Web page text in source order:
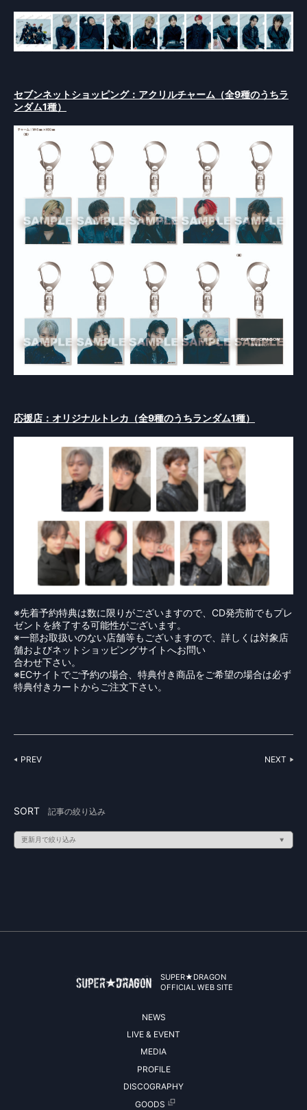
セブンネットショッピング：アクリルチャーム（全9種のうちラ
ンダム1種）
応援店：オリジナルトレカ（全9種のうちランダム1種）
※先着予約特典は数に限りがございますので、CD発売前でもプレ
ゼントを終了する可能性がございます。
※一部お取扱いのない店舗等もございますので、詳しくは対象店
舗およびネットショッピングサイトへお問い
合わせ下さい。
※ECサイトでご予約の場合、特典付き商品をご希望の場合は必ず
特典付きカートからご注文下さい。
PREV NEXT
SORT 記事の絞り込み
SUPER★DRAGON
OFFICIAL WEB SITE
NEWS
LIVE & EVENT
MEDIA
PROFILE
DISCOGRAPHY
GOODS